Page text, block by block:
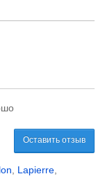
Оставить отзыв
Lapierre